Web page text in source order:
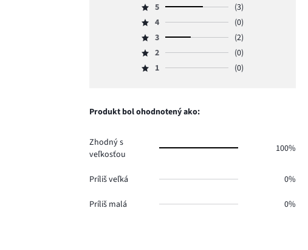
Hodnotenie
5,
počet
hlasov
5
(3)
Hodnotenie
4,
počet
hlasov
4
(0)
Hodnotenie
3,
počet
3
(2)
Hodnotenie
2,
0.
2
(0)
Hodnotenie
hlasov
1 (0)
Produkt bol ohodnotený ako:
Zhodný s
veľkosťou
100%
Príliš veľká 0%
Príliš malá 0%